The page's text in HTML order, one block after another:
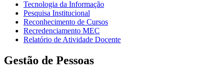
Tecnologia da Informação
Pesquisa Institucional
Reconhecimento de Cursos
Recredenciamento MEC
Relatório de Atividade Docente
Gestão de Pessoas